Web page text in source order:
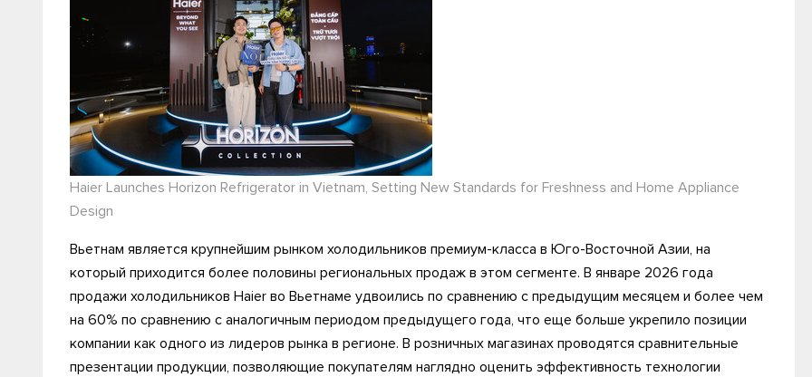
Haier Launches Horizon Refrigerator in Vietnam, Setting New Standards for Freshness and Home Appliance
Design
Вьетнам является крупнейшим рынком холодильников премиум-класса в Юго-Восточной Азии, на
который приходится более половины региональных продаж в этом сегменте. В январе 2026 года
продажи холодильников Haier во Вьетнаме удвоились по сравнению с предыдущим месяцем и более чем
на 60% по сравнению с аналогичным периодом предыдущего года, что еще больше укрепило позиции
компании как одного из лидеров рынка в регионе. В розничных магазинах проводятся сравнительные
презентации продукции, позволяющие покупателям наглядно оценить эффективность технологии